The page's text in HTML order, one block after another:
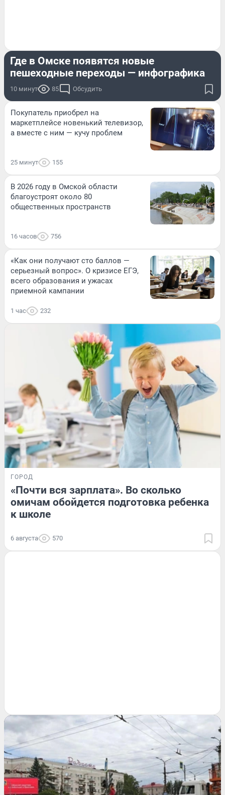
Где в Омске появятся новые
пешеходные переходы — инфографика
10 минут 85 Обсудить
Покупатель приобрел на
маркетплейсе новенький телевизор,
а вместе с ним — кучу проблем
25 минут 155
В 2026 году в Омской области
благоустроят около 80
общественных пространств
16 часов 756
«Как они получают сто баллов —
серьезный вопрос». О кризисе ЕГЭ,
всего образования и ужасах
приемной кампании
1 час 232
ГОРОД
«Почти вся зарплата». Во сколько
омичам обойдется подготовка ребенка
к школе
6 августа 570